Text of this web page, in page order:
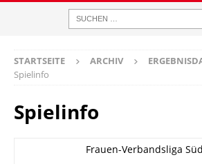
STARTSEITE ARCHIV
Spielinfo
Spielinfo
Frauen-Verbandsliga